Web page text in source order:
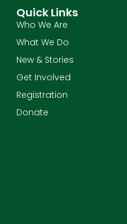
Quick Links
Who We Are
What We Do
New & Stories
Get Involved
Registration
Donate